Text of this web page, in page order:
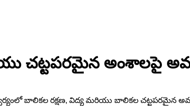
చట్టపరమైన అంశాలపై
బాలికల రక్షణ, విద్య మరియు బాలికల చట్టపరమైన